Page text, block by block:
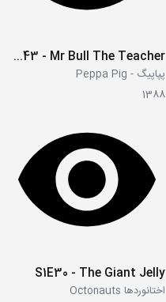
S06E43 - Mr Bull The Teacher
پپاپیگ - Peppa Pig
1388
S1E30 - The Giant Jelly
اختانوردها Octonauts